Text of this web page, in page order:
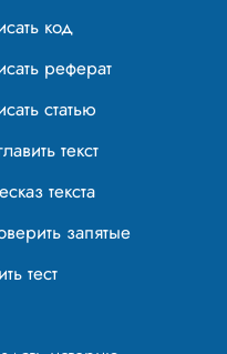
код
реферат
статью
текст
текста
запятые
тест